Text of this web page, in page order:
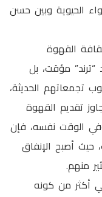
الحيوية وبين حسن
القهوة
مؤقت، بل
تجمعاتهم الحديثة،
تقديم القهوة
الوقت نفسه، فإن
حيث أصبح الإنفاق
منهم.
أكثر من كونه